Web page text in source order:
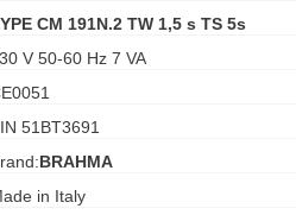
CM 191N.2 TW 1,5 s TS 5s
V 50-60 Hz 7 VA
51BT3691
BRAHMA
in Italy